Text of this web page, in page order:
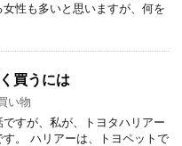
性も多いと思いますが、何を
買うには
い物
ですが、私が、トヨタハリアー
。 ハリアーは、トヨペットで